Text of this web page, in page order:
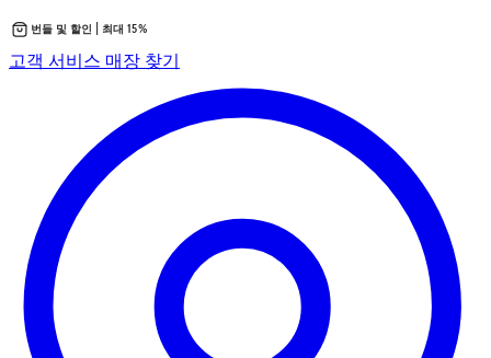
텐
가
기
번들 및 할인 | 최대 15%
고객 서비스 새
서
립
매장 찾기